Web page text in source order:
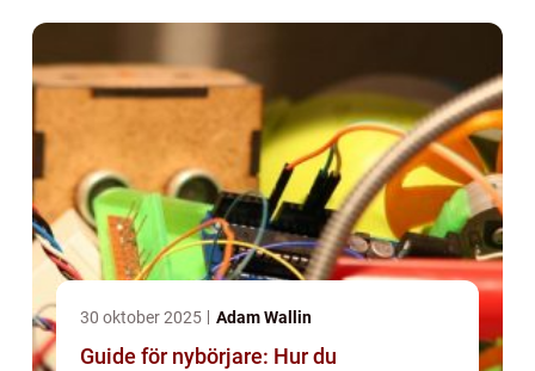
30 oktober 2025 Adam Wallin
Guide för nybörjare: Hur du